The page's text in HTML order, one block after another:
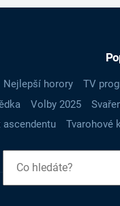
Nejlepší horory TV
Volby 2025
ascendentu
Tvarohové